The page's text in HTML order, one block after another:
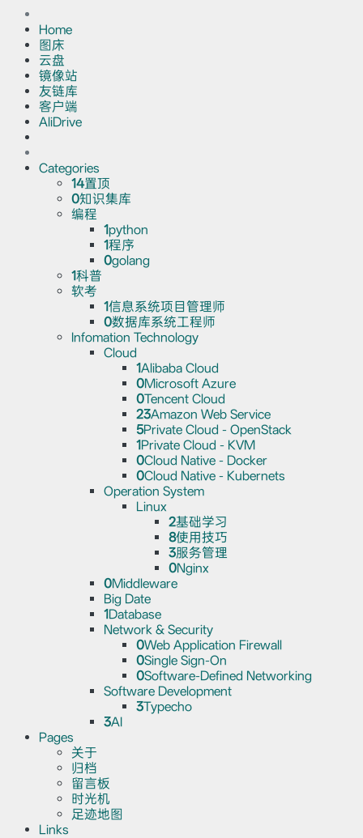
Home
图床
云盘
镜像站
友链库
客户端
AliDrive
Categories
14置顶
0知识集库
编程
1python
1程序
0golang
1科普
软考
1信息系统项目管理师
0数据库系统工程师
Infomation Technology
Cloud
1Alibaba Cloud
0Microsoft Azure
0Tencent Cloud
23Amazon Web Service
5Private Cloud - OpenStack
1Private Cloud - KVM
0Cloud Native - Docker
0Cloud Native - Kubernets
Operation System
Linux
2基础学习
8使用技巧
3服务管理
0Nginx
0Middleware
Big Date
1Database
Network & Security
0Web Application Firewall
0Single Sign-On
0Software-Defined Networking
Software Development
3Typecho
3AI
Pages
关于
归档
留言板
时光机
足迹地图
Links